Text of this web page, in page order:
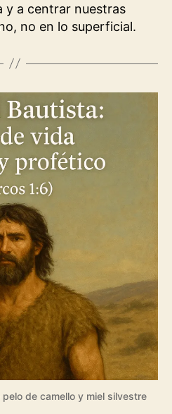
y a centrar nuestras
no en lo superficial.
de camello y miel silvestre